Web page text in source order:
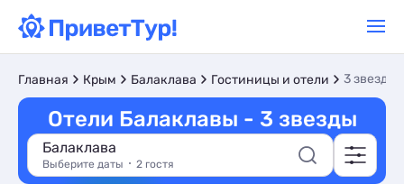
Главная Крым Балаклава Гостиницы и отели 3 звезды
Отели Балаклавы - 3 звезды
Балаклава
Выберите даты 2 гостя